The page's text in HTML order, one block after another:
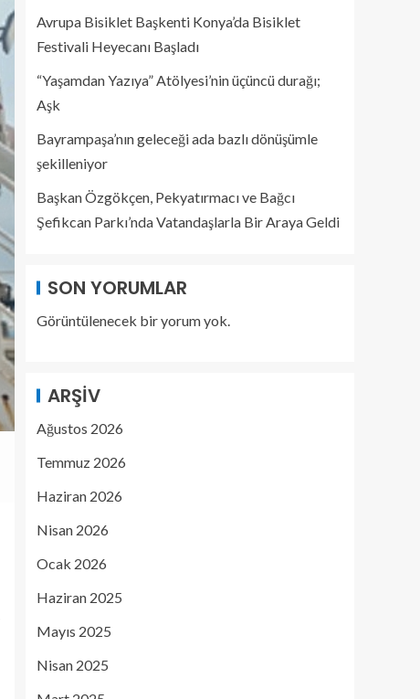
Avrupa Bisiklet Başkenti Konya’da Bisiklet
Festivali Heyecanı Başladı
“Yaşamdan Yazıya” Atölyesi’nin üçüncü durağı;
Aşk
Bayrampaşa’nın geleceği ada bazlı dönüşümle
şekilleniyor
Başkan Özgökçen, Pekyatırmacı ve Bağcı
Şefikcan Parkı’nda Vatandaşlarla Bir Araya Geldi
SON YORUMLAR
Görüntülenecek bir yorum yok.
ARŞIV
Ağustos 2026
Temmuz 2026
Haziran 2026
Nisan 2026
Ocak 2026
Haziran 2025
Mayıs 2025
Nisan 2025